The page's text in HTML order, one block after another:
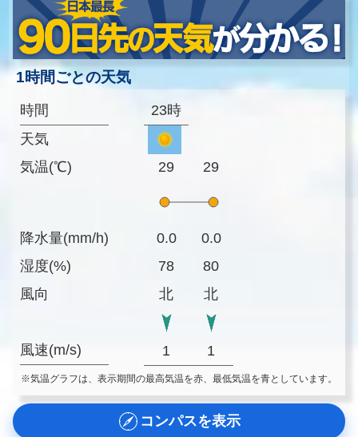
1時間ごとの天気
時間
天気
気温(℃)
降水量(mm/h)
湿度(%)
風向
風速(m/s)
23時
29 29
0.0
0.0
78
80
北
北
1 1
※気温グラフは、表示期間の最高気温を赤、最低気温を青としています。
コンパスを表示